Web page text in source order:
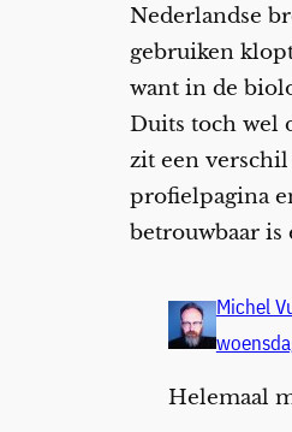
Nederlandse
gebruiken
want in de
Duits toch wel
zit een verschil
profielpagina
betrouwbaar is
Michel
Helemaal